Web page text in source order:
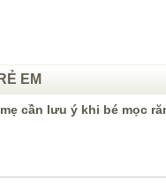
EM
cần lưu ý khi bé mọc